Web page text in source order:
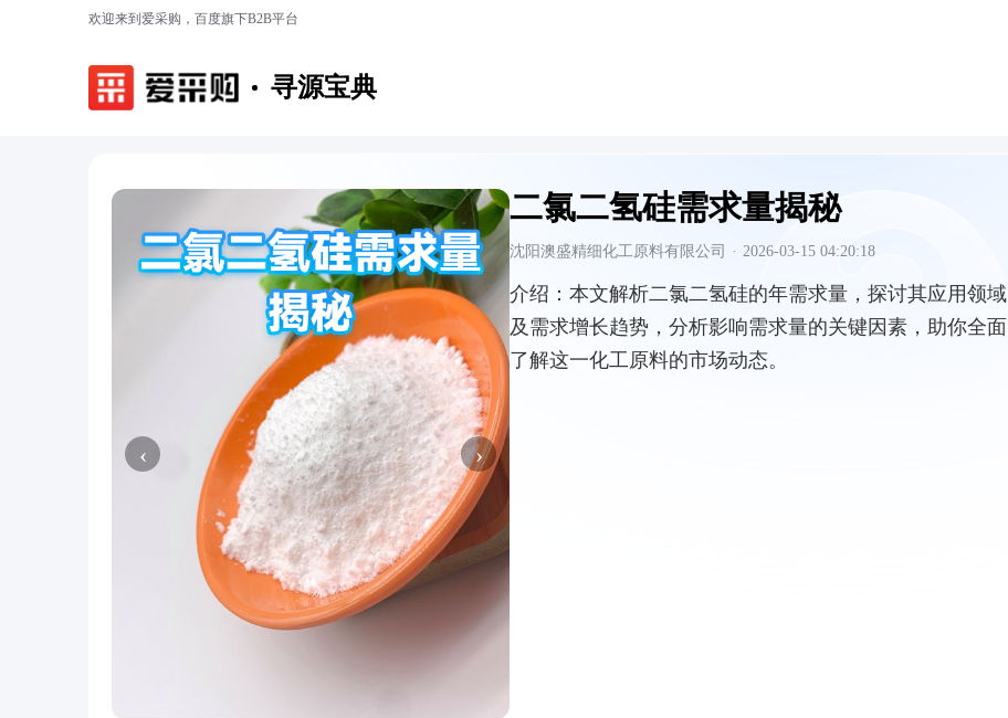
欢迎来到爱采购，百度旗下B2B平台
寻源宝典
‹ ›
二氯二氢硅需求量揭秘
沈阳澳盛精细化工原料有限公司 · 2026-03-15 04:20:18
介绍： 本文解析二氯二氢硅的年需求量，探讨其应用领域
及需求增长趋势，分析影响需求量的关键因素，助你全面
了解这一化工原料的市场动态。